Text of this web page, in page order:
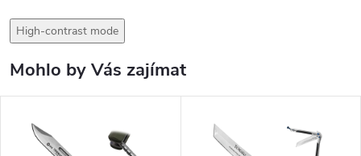
High-contrast mode
Mohlo by Vás zajímat